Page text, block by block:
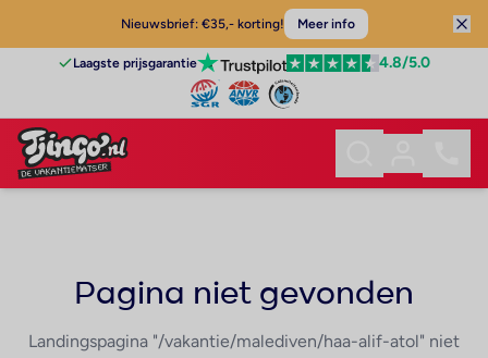
Nieuwsbrief: €35,- korting! Meer info
Laagste prijsgarantie 4.8/5.0
Pagina niet gevonden
Landingspagina "/vakantie/malediven/haa-alif-atol" niet